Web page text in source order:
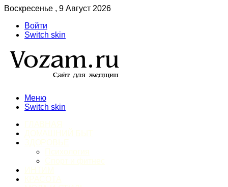
Воскресенье , 9 Август 2026
Войти
Switch skin
Меню
Switch skin